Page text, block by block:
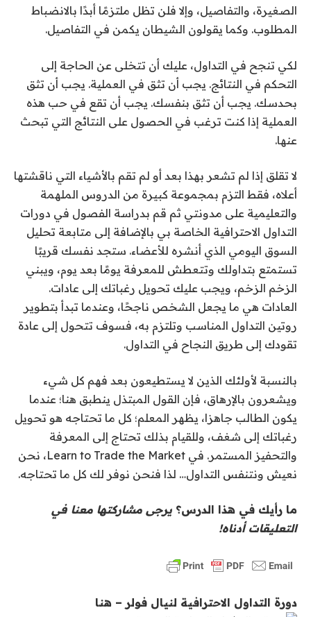
الصغيرة، والتفاصيل، وإلا فلن تظل ملتزمًا أبدًا بالانضباط
المطلوب. وكما يقولون الشيطان يكمن في التفاصيل.
لكي تنجح في التداول، عليك أن تتخلى عن الحاجة إلى
التحكم في النتائج. يجب أن تثق في العملية. يجب أن تثق
بحدسك. يجب أن تثق بنفسك. يجب أن تقع في حب هذه
العملية إذا كنت ترغب في الحصول على النتائج التي تبحث
عنها.
لا تقلق إذا لم تشعر بهذا بعد أو لم تقم بالأشياء التي ناقشتها
أعلاه، فقط التزم بمجموعة كبيرة من الدروس الملهمة
والتعليمية على مدونتي ثم قم بدراسة الفصول في دورات
التداول الاحترافية الخاصة بي بالإضافة إلى متابعة تحليل
السوق اليومي الذي أنشره للأعضاء. ستجد نفسك قريبًا
تستمتع بتداولك وتتعطش للمعرفة يومًا بعد يوم، ويبني
الزخم الزخم، ويجب عليك تحويل رغباتك إلى عادات.
العادات هي ما يجعل الشخص ناجحًا، وعندما تبدأ بتطوير
روتين التداول المناسب وتلتزم به، فسوف تتحول إلى عادة
تقودك إلى طريق النجاح في التداول.
بالنسبة لأولئك الذين لا يستطيعون بعد فهم كل شيء
ويشعرون بالإرهاق، فإن القول المبتذل ينطبق هنا؛ عندما
يكون الطالب جاهزا، يظهر المعلم؛ كل ما تحتاجه هو تحويل
رغباتك إلى شغف، وللقيام بذلك تحتاج إلى المعرفة
والتحفيز المستمر. في Learn to Trade the Market، نحن
نعيش ونتنفس التداول… لذا فنحن نوفر لك كل ما تحتاجه.
ما رأيك في هذا الدرس؟ يرجى مشاركتها معنا في
التعليقات أدناه!
دورة التداول الاحترافية لنيال فولر – هنا